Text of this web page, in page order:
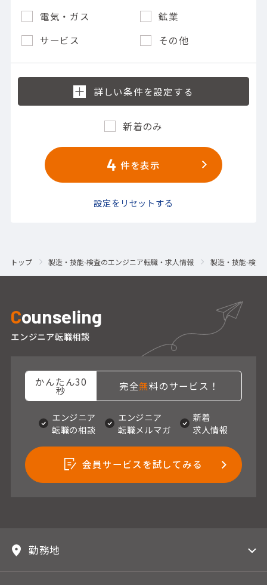
電気・ガス
鉱業
サービス
その他
新着のみ
4 件を表示
設定をリセットする
トップ 製造・技能-検査のエンジニア転職・求人情報 製造・技能-検査
Counseling
エンジニア転職相談
かんたん30
秒 完全無料のサービス！
エンジニア
転職の相談
エンジニア
転職メルマガ
新着
求人情報
会員サービスを試してみる
勤務地